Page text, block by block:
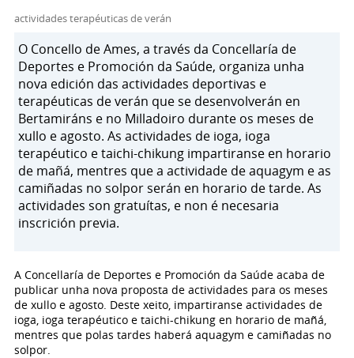
actividades terapéuticas de verán
O Concello de Ames, a través da Concellaría de
Deportes e Promoción da Saúde, organiza unha
nova edición das actividades deportivas e
terapéuticas de verán que se desenvolverán en
Bertamiráns e no Milladoiro durante os meses de
xullo e agosto. As actividades de ioga, ioga
terapéutico e taichi-chikung impartiranse en horario
de mañá, mentres que a actividade de aquagym e as
camiñadas no solpor serán en horario de tarde. As
actividades son gratuítas, e non é necesaria
inscrición previa.
A Concellaría de Deportes e Promoción da Saúde acaba de
publicar unha nova proposta de actividades para os meses
de xullo e agosto. Deste xeito, impartiranse actividades de
ioga, ioga terapéutico e taichi-chikung en horario de mañá,
mentres que polas tardes haberá aquagym e camiñadas no
solpor.